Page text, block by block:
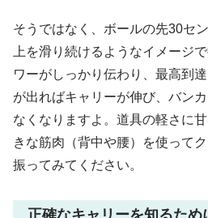
そうではなく、ボールの先30セ
上を滑り続けるようなイメージ
ワーがしっかり伝わり、最高到
が出ればキャリーが伸び、バン
なくなりますよ。道具の軽さに
きな筋肉（背中や腰）を使って
振ってみてください。